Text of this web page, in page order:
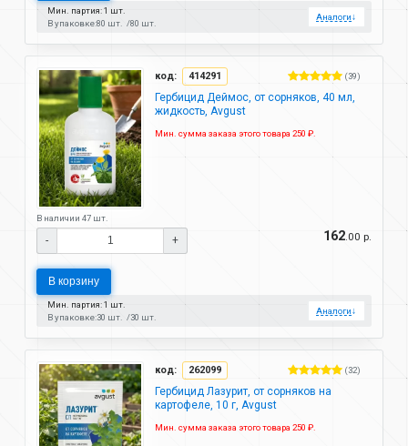
Мин. партия: 1 шт.
В упаковке:80 шт. 80 шт.
Аналоги↓
код: 414291 (39)
Гербицид Деймос, от сорняков, 40 мл,
жидкость, Avgust
Мин. сумма заказа этого товара 250 ₽.
В наличии 47 шт.
- + 162.00 р.
В корзину
Мин. партия: 1 шт.
В упаковке:30 шт. 30 шт.
Аналоги↓
код: 262099 (32)
Гербицид Лазурит, от сорняков на
картофеле, 10 г, Avgust
Мин. сумма заказа этого товара 250 ₽.